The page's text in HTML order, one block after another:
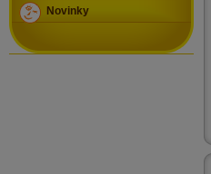
Novinky